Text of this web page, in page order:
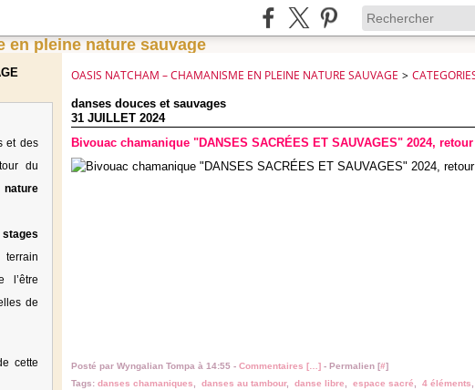
et des
du
nature
stages
l’être
de
cette
OASIS NATCHAM – CHAMANISME EN PLEINE NATURE SAUVAGE >
danses douces et sauvages
31 JUILLET 2024
Bivouac chamanique "DANSES SACRÉES ET SAUVAGES" 2024,
Posté par Wyngalian Tompa à 14:55 - Commentaires [ ] - Permalien [#]
Tags: danses chamaniques danses au tambour, danse libre espace sacré 4 éléments